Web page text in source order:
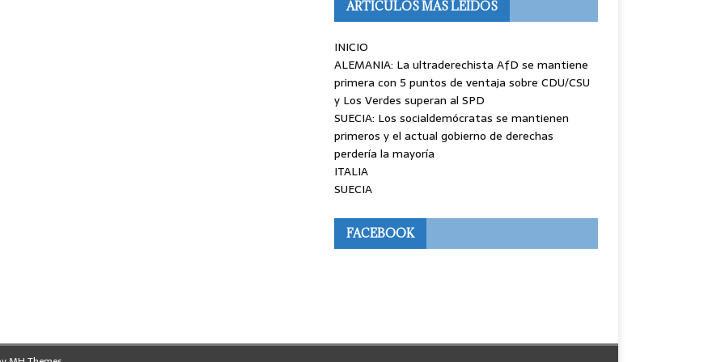
ARTÍCULOS MÁS LEÍDOS
INICIO
ALEMANIA: La ultraderechista AfD se mantiene
primera con 5 puntos de ventaja sobre CDU/CSU
y Los Verdes superan al SPD
SUECIA: Los socialdemócratas se mantienen
primeros y el actual gobierno de derechas
perdería la mayoría
ITALIA
SUECIA
FACEBOOK